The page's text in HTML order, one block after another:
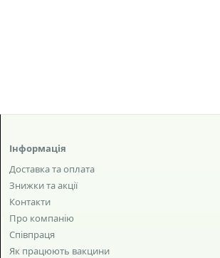
Інформація
Доставка та оплата
Знижки та акції
Контакти
Про компанію
Співпраця
Як працюють вакцини